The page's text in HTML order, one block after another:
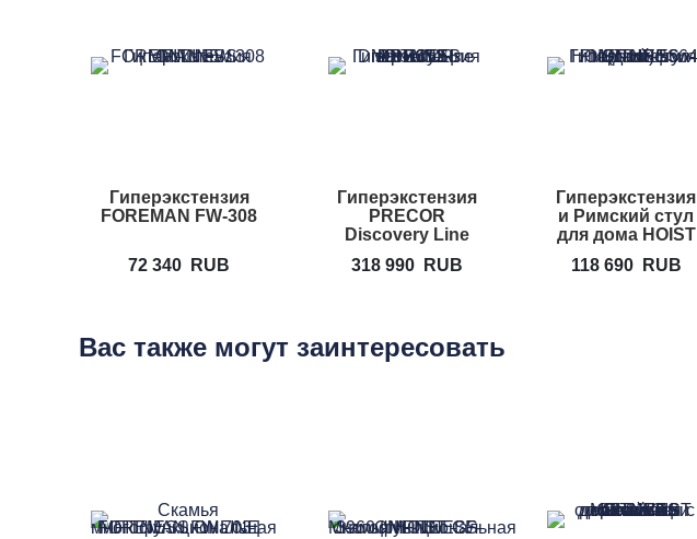
Гиперэкстензия
FOREMAN FW-308
72 340 RUB
Гиперэкстензия
PRECOR
Discovery Line
318 990 RUB
Гиперэкстензия
и Римский стул
для дома HOIST
118 690 RUB
Вас также могут заинтересовать